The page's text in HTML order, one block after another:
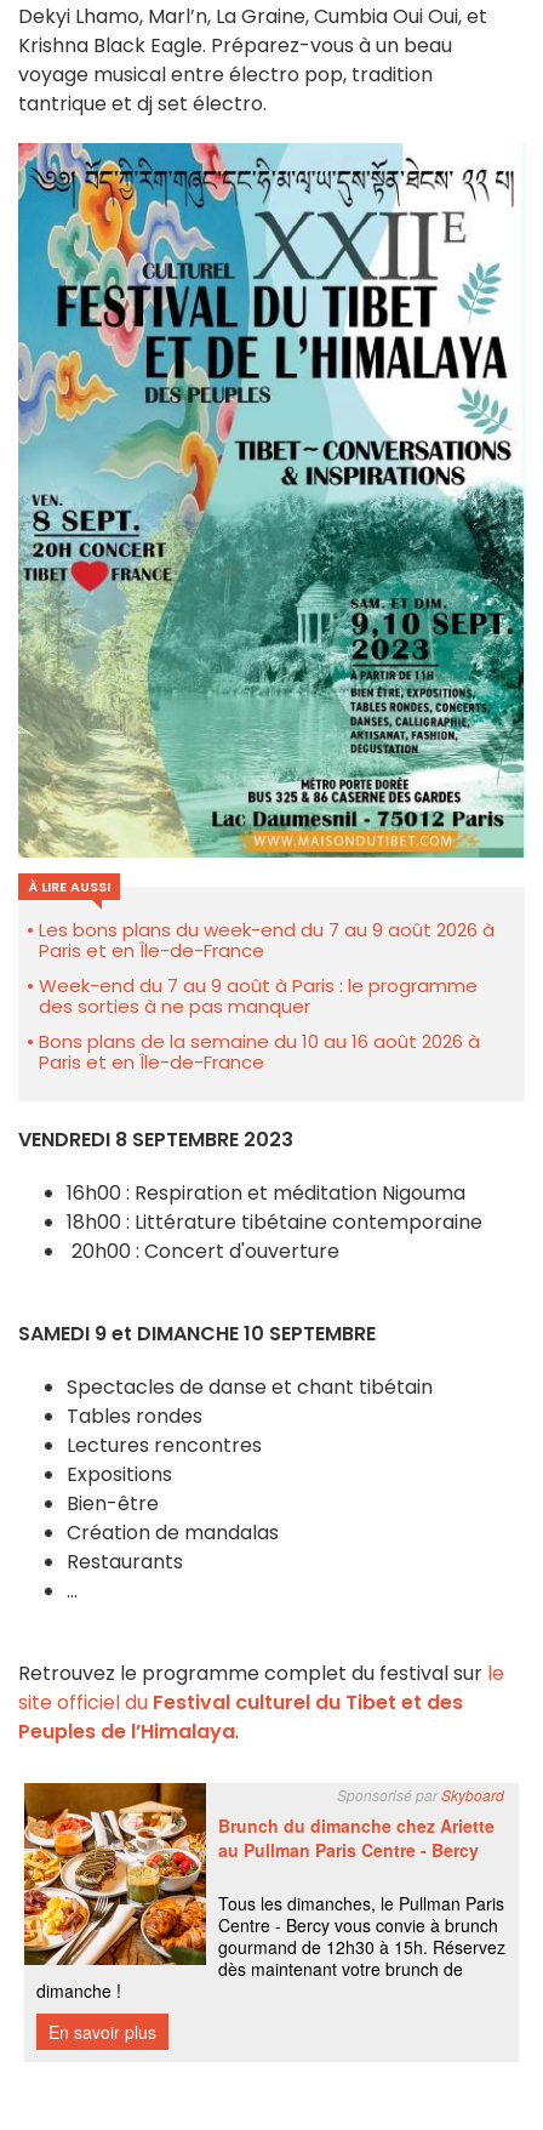
Dekyi Lhamo, Marl’n, La Graine, Cumbia Oui Oui, et
Krishna Black Eagle. Préparez-vous à un beau
voyage musical entre électro pop, tradition
tantrique et dj set électro.
À LIRE AUSSI
Les bons plans du week-end du 7 au 9 août 2026 à
Paris et en Île-de-France
Week-end du 7 au 9 août à Paris : le programme
des sorties à ne pas manquer
Bons plans de la semaine du 10 au 16 août 2026 à
Paris et en Île-de-France
VENDREDI 8 SEPTEMBRE 2023
16h00 : Respiration et méditation Nigouma
18h00 : Littérature tibétaine contemporaine
20h00 : Concert d'ouverture
SAMEDI 9 et DIMANCHE 10 SEPTEMBRE
Spectacles de danse et chant tibétain
Tables rondes
Lectures rencontres
Expositions
Bien-être
Création de mandalas
Restaurants
...
Retrouvez le programme complet du festival sur le
site officiel du Festival culturel du Tibet et des
Peuples de l’Himalaya.